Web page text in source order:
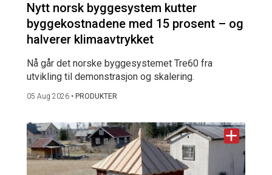
Nytt norsk byggesystem kutter
byggekostnadene med 15 prosent – og
halverer klimaavtrykket
Nå går det norske byggesystemet Tre60 fra
utvikling til demonstrasjon og skalering.
05 Aug 2026 • PRODUKTER